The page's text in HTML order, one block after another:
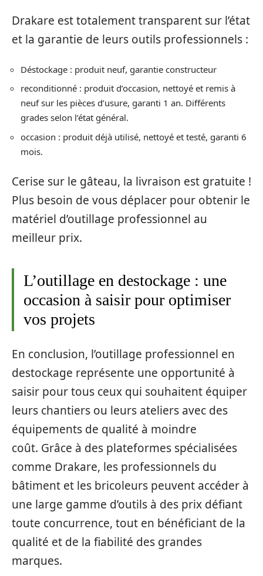
Drakare est totalement transparent sur l’état
et la garantie de leurs outils professionnels :
Déstockage : produit neuf, garantie constructeur
reconditionné : produit d’occasion, nettoyé et remis à
neuf sur les pièces d’usure, garanti 1 an. Différents
grades selon l’état général.
occasion : produit déjà utilisé, nettoyé et testé, garanti 6
mois.
Cerise sur le gâteau, la livraison est gratuite !
Plus besoin de vous déplacer pour obtenir le
matériel d’outillage professionnel au
meilleur prix.
L’outillage en destockage : une
occasion à saisir pour optimiser
vos projets
En conclusion, l’outillage professionnel en
destockage représente une opportunité à
saisir pour tous ceux qui souhaitent équiper
leurs chantiers ou leurs ateliers avec des
équipements de qualité à moindre
coût. Grâce à des plateformes spécialisées
comme Drakare, les professionnels du
bâtiment et les bricoleurs peuvent accéder à
une large gamme d’outils à des prix défiant
toute concurrence, tout en bénéficiant de la
qualité et de la fiabilité des grandes
marques.